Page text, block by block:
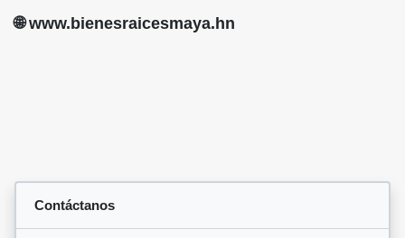
🌐 www.bienesraicesmaya.hn
Contáctanos